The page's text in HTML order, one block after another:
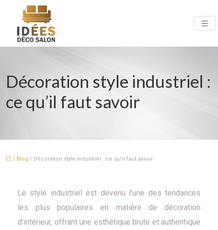
Décoration style industriel :
ce qu’il faut savoir
/ Blog / Décoration style industriel : ce qu’il faut savoir
Le style industriel est devenu l’une des tendances
les plus populaires en matière de décoration
d’intérieur, offrant une esthétique brute et authentique